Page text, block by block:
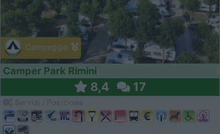
Campeggio
Camper Park Rimini
8,4 17